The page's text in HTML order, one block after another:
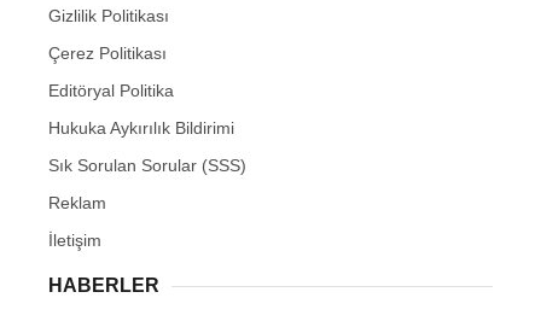
Gizlilik Politikası
Çerez Politikası
Editöryal Politika
Hukuka Aykırılık Bildirimi
Sık Sorulan Sorular (SSS)
Reklam
İletişim
HABERLER